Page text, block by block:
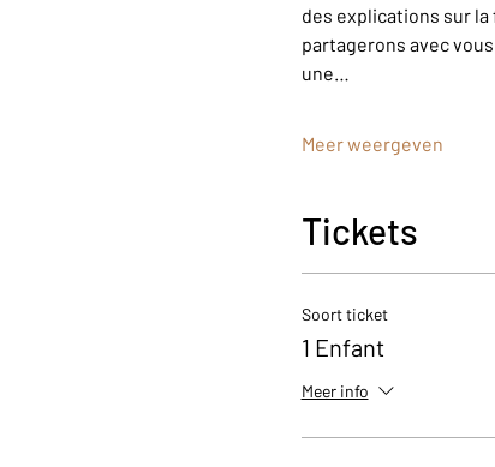
des explications sur
partagerons avec
une…
Meer weergeven
Tickets
Soort ticket
1 Enfant
Meer info